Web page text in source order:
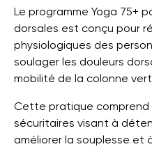
Le programme Yoga 75+
dorsales est conçu pour
physiologiques des
soulager les douleurs
mobilité de la colonne
Cette pratique comprend
sécuritaires visant à
améliorer la souplesse et